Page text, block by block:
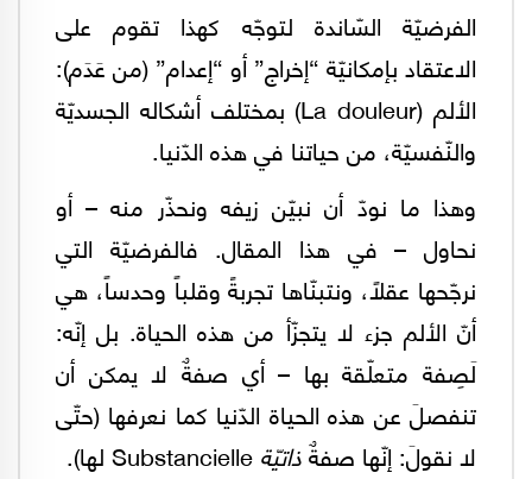
الفرضيّة السّاندة لتوجّه كهذا تقوم على
الاعتقاد بإمكانيّة “إخراج” أو “إعدام” (من عَدَم):
الألم (La douleur) بمختلف أشكاله الجسديّة
والنّفسيّة، من حياتنا في هذه الدّنيا.
وهذا ما نودّ أن نبيّن زيفه ونحذّر منه – أو
نحاول – في هذا المقال. فالفرضيّة التي
نرجّحها عقلاً، ونتبنّاها تجربةً وقلباً وحدساً، هي
أنّ الألم جزء لا يتجزّأ من هذه الحياة. بل إنّه:
لَصِفة متعلّقة بها – أي صفةٌ لا يمكن أن
تنفصلَ عن هذه الحياة الدّنيا كما نعرفها (حتّى
لا نقولَ: إنّها صفةٌذاتيّة